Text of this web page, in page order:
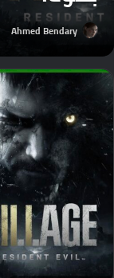
Ahmed Bendary